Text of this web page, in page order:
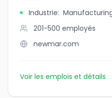
Industrie:
201-500 employés
newmar.com
Voir les emplois et détails